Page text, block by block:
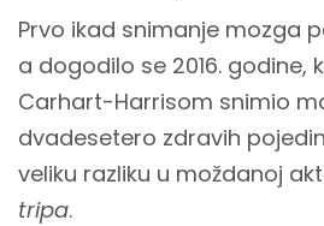
Prvo ikad snimanje mozga
a dogodilo se 2016. godine,
Carhart-Harrisom snimio
dvadesetero zdravih
veliku razliku u moždanoj
tripa.